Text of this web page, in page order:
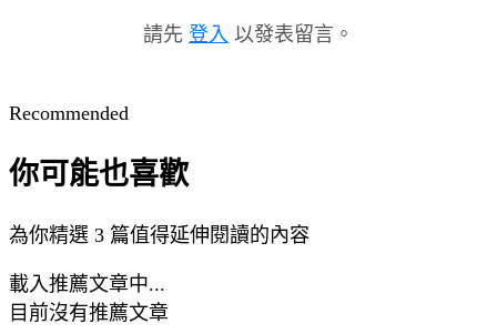
請先 登入 以發表留言。
Recommended
你可能也喜歡
為你精選 3 篇值得延伸閱讀的內容
載入推薦文章中...
目前沒有推薦文章